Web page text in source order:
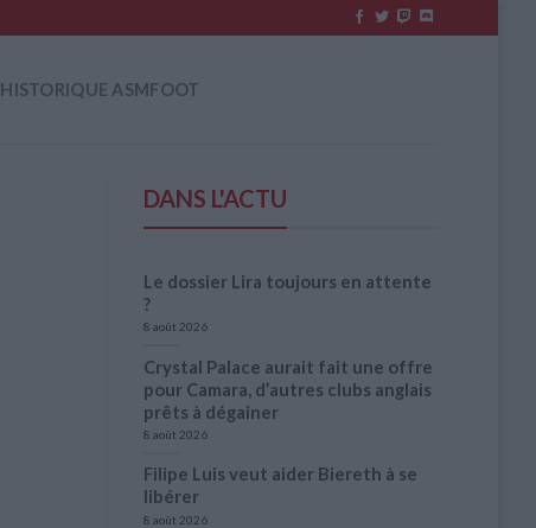
HISTORIQUE ASMFOOT
DANS L'ACTU
Le dossier Lira toujours en attente
?
8 août 2026
Crystal Palace aurait fait une offre
pour Camara, d’autres clubs anglais
prêts à dégainer
8 août 2026
Filipe Luis veut aider Biereth à se
libérer
8 août 2026